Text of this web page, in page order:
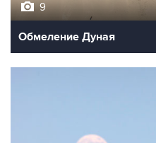
9
Обмеление Дуная